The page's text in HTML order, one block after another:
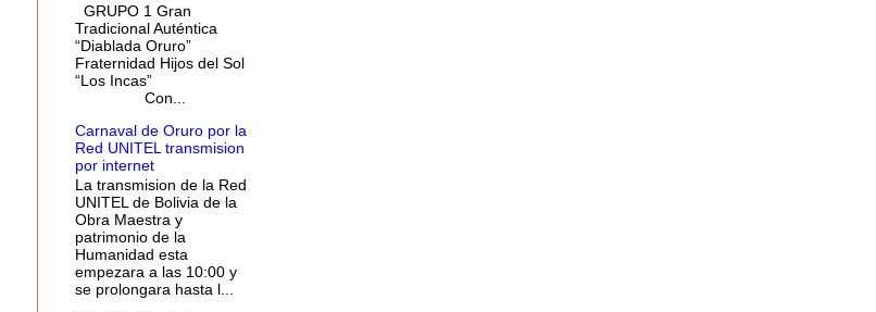
GRUPO 1 Gran
Tradicional Auténtica
“Diablada Oruro”
Fraternidad Hijos del Sol
“Los Incas”
Con...
Carnaval de Oruro por la
Red UNITEL transmision
por internet
La transmision de la Red
UNITEL de Bolivia de la
Obra Maestra y
patrimonio de la
Humanidad esta
empezara a las 10:00 y
se prolongara hasta l...